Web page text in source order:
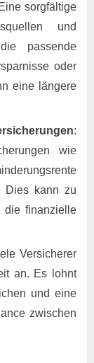
sorgfältige
und
passende
oder
eine längere
:
wie
Dies kann zu
die finanzielle
Versicherer
an. Es lohnt
und eine
zwischen